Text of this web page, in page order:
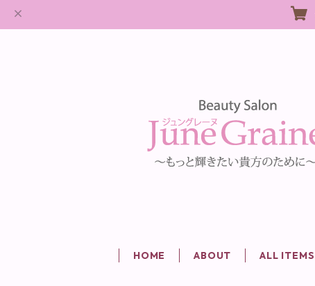
HOME ABOUT ALL ITEMS